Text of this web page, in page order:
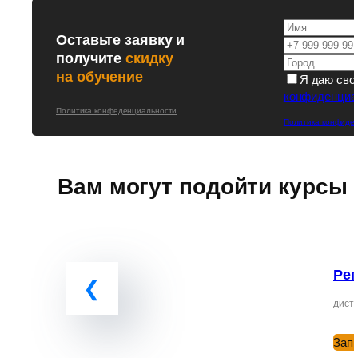
Оставьте заявку и
получитескидку
на обучение
Политика конфеденциальности
Я даю
Политика
Вам могут подойти курсы